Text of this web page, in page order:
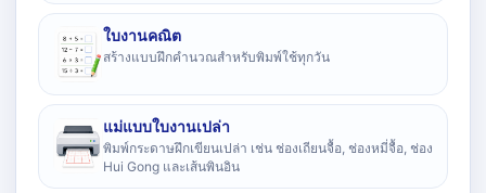
ใบงานคณิต
สร้างแบบฝึกคำนวณสำหรับพิมพ์ใช้ทุกวัน
แม่แบบใบงานเปล่า
พิมพ์กระดาษฝึกเขียนเปล่า เช่น ช่องเถียนจื้อ, ช่องหมี่จื้อ, ช่อง
Hui Gong และเส้นพินอิน